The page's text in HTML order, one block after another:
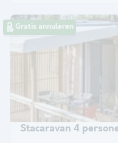
Gratis annuleren
Stacaravan 4